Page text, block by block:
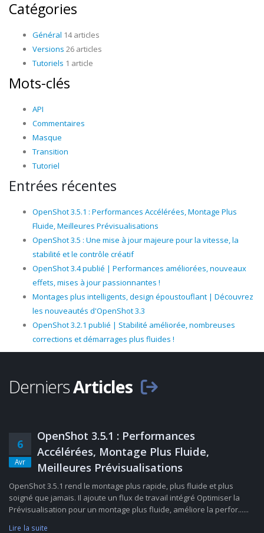
Catégories
Général 14 articles
Versions 26 articles
Tutoriels 1 article
Mots-clés
API
Commentaires
Masque
Transition
Tutoriel
Entrées récentes
OpenShot 3.5.1 : Performances Accélérées, Montage Plus
Fluide, Meilleures Prévisualisations
OpenShot 3.5 : Une mise à jour majeure pour la vitesse, la
stabilité et le contrôle créatif
OpenShot 3.4 publié | Performances améliorées, nouveaux
effets, mises à jour passionnantes !
Montages plus intelligents, design époustouflant | Découvrez
les nouveautés d'OpenShot 3.3
OpenShot 3.2.1 publié | Stabilité améliorée, nombreuses
corrections et démarrages plus fluides !
DerniersArticles
6
Avr
OpenShot 3.5.1 : Performances
Accélérées, Montage Plus Fluide,
Meilleures Prévisualisations
OpenShot 3.5.1 rend le montage plus rapide, plus fluide et plus
soigné que jamais. Il ajoute un flux de travail intégré Optimiser la
Prévisualisation pour un montage plus fluide, améliore la perfor......
Lire la suite